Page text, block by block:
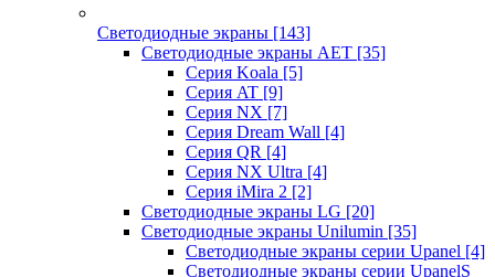
Светодиодные экраны [143]
Светодиодные экраны AET [35]
Cерия Koala [5]
Серия AT [9]
Серия NX [7]
Серия Dream Wall [4]
Серия QR [4]
Серия NX Ultra [4]
Серия iMira 2 [2]
Светодиодные экраны LG [20]
Светодиодные экраны Unilumin [35]
Светодиодные экраны серии Upanel [4]
Светодиодные экраны серии UpanelS